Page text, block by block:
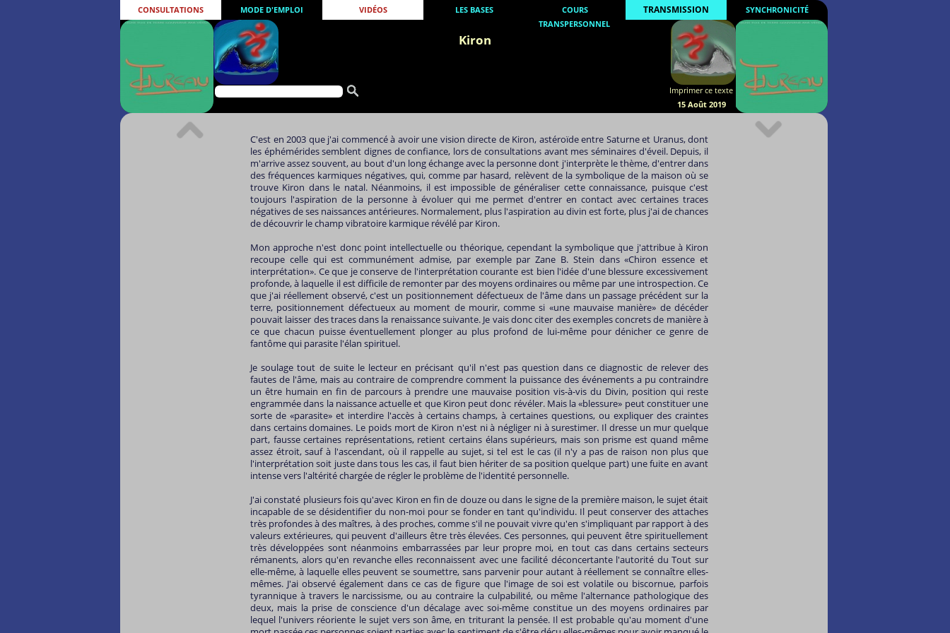
CONSULTATIONS MODE D'EMPLOI VIDÉOS LES BASES
COURS
TRANSPERSONNEL
TRANSMISSION SYNCHRONICITÉ
Kiron
Imprimer ce texte
15 Août 2019
C'est en 2003 que j'ai commencé à avoir une vision directe de Kiron, astéroïde entre Saturne et Uranus, dont
les éphémérides semblent dignes de confiance, lors de consultations avant mes séminaires d'éveil. Depuis, il
m'arrive assez souvent, au bout d'un long échange avec la personne dont j'interprète le thème, d'entrer dans
des fréquences karmiques négatives, qui, comme par hasard, relèvent de la symbolique de la maison où se
trouve Kiron dans le natal. Néanmoins, il est impossible de généraliser cette connaissance, puisque c'est
toujours l'aspiration de la personne à évoluer qui me permet d'entrer en contact avec certaines traces
négatives de ses naissances antérieures. Normalement, plus l'aspiration au divin est forte, plus j'ai de chances
de découvrir le champ vibratoire karmique révélé par Kiron.
Mon approche n'est donc point intellectuelle ou théorique, cependant la symbolique que j'attribue à Kiron
recoupe celle qui est communément admise, par exemple par Zane B. Stein dans «Chiron essence et
interprétation». Ce que je conserve de l'interprétation courante est bien l'idée d'une blessure excessivement
profonde, à laquelle il est difficile de remonter par des moyens ordinaires ou même par une introspection. Ce
que j'ai réellement observé, c'est un positionnement défectueux de l'âme dans un passage précédent sur la
terre, positionnement défectueux au moment de mourir, comme si «une mauvaise manière» de décéder
pouvait laisser des traces dans la renaissance suivante. Je vais donc citer des exemples concrets de manière à
ce que chacun puisse éventuellement plonger au plus profond de lui-même pour dénicher ce genre de
fantôme qui parasite l'élan spirituel.
Je soulage tout de suite le lecteur en précisant qu'il n'est pas question dans ce diagnostic de relever des
fautes de l'âme, mais au contraire de comprendre comment la puissance des événements a pu contraindre
un être humain en fin de parcours à prendre une mauvaise position vis-à-vis du Divin, position qui reste
engrammée dans la naissance actuelle et que Kiron peut donc révéler. Mais la «blessure» peut constituer une
sorte de «parasite» et interdire l'accès à certains champs, à certaines questions, ou expliquer des craintes
dans certains domaines. Le poids mort de Kiron n'est ni à négliger ni à surestimer. Il dresse un mur quelque
part, fausse certaines représentations, retient certains élans supérieurs, mais son prisme est quand même
assez étroit, sauf à l'ascendant, où il rappelle au sujet, si tel est le cas (il n'y a pas de raison non plus que
l'interprétation soit juste dans tous les cas, il faut bien hériter de sa position quelque part) une fuite en avant
intense vers l'altérité chargée de régler le problème de l'identité personnelle.
J'ai constaté plusieurs fois qu'avec Kiron en fin de douze ou dans le signe de la première maison, le sujet était
incapable de se désidentifier du non-moi pour se fonder en tant qu'individu. Il peut conserver des attaches
très profondes à des maîtres, à des proches, comme s'il ne pouvait vivre qu'en s'impliquant par rapport à des
valeurs extérieures, qui peuvent d'ailleurs être très élevées. Ces personnes, qui peuvent être spirituellement
très développées sont néanmoins embarrassées par leur propre moi, en tout cas dans certains secteurs
rémanents, alors qu'en revanche elles reconnaissent avec une facilité déconcertante l'autorité du Tout sur
elle-même, à laquelle elles peuvent se soumettre, sans parvenir pour autant à réellement se connaître elles-
mêmes. J'ai observé également dans ce cas de figure que l'image de soi est volatile ou biscornue, parfois
tyrannique à travers le narcissisme, ou au contraire la culpabilité, ou même l'alternance pathologique des
deux, mais la prise de conscience d'un décalage avec soi-même constitue un des moyens ordinaires par
lequel l'univers réoriente le sujet vers son âme, en triturant la pensée. Il est probable qu'au moment d'une